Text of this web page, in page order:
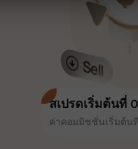
สเปรดเริ่มต้นที่
ค่าคอมมิชชั่นเริ่มต้น
ความเร็วในสนา
ในการเทรดมีคุณ
Loprais นำควา
โลกของการเทร
สร้างแรงบันดาล
หมายที่ทะเยอทะย
โบนัสสูงสุด